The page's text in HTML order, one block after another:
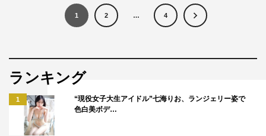
1 2 … 4
ランキング
1
“現役女子大生アイドル”七海りお、ランジェリー姿で
色白美ボデ…